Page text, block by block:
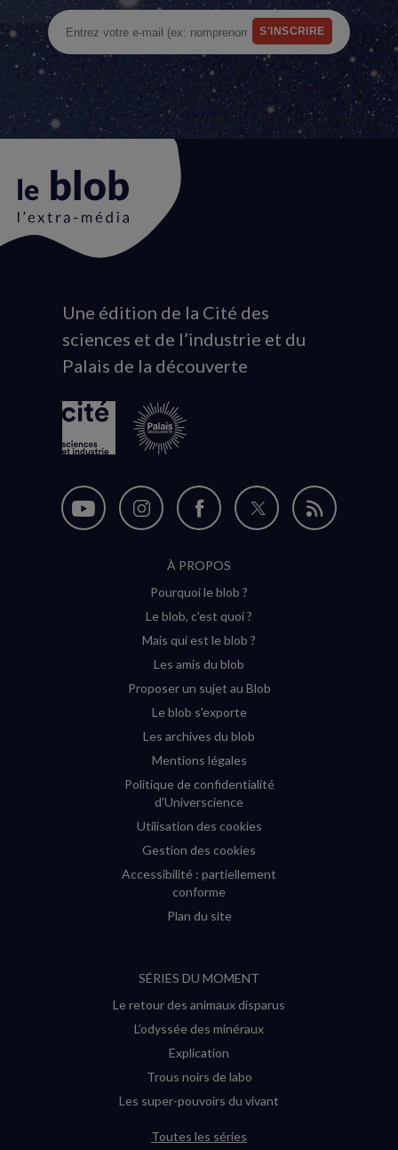
Animation
du
logo
Une édition de la Cité des
sciences et de l’industrie et du
Palais de la découverte
Nous
Nous
Instagram
(nouvelle
Nous
sur
Facebook
(nouvelle
Nous
Flux
À PROPOS
Pourquoi le blob ?
Le blob, c'est quoi ?
Mais qui est le blob ?
Les amis du blob
Proposer un sujet au Blob
Le blob s'exporte
Les archives du blob
Mentions légales
Politique de confidentialité
d'Universcience
Utilisation des cookies
Gestion des cookies
Accessibilité : partiellement
conforme
Plan du site
SÉRIES DU MOMENT
Le retour des animaux disparus
L’odyssée des minéraux
Explication
Trous noirs de labo
Les super-pouvoirs du vivant
Toutes les séries